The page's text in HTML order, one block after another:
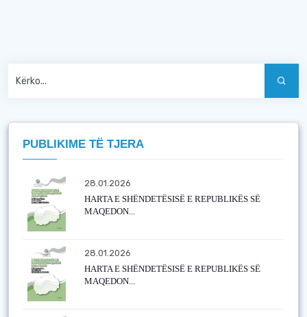
PUBLIKIME TË TJERA
28.01.2026
HARTA E SHËNDETËSISË E REPUBLIKËS SË
MAQEDON...
28.01.2026
HARTA E SHËNDETËSISË E REPUBLIKËS SË
MAQEDON...